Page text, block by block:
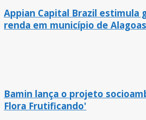
Appian Capital Brazil estimula
renda em município de Alagoas
Bamin lança o projeto
Flora Frutificando'